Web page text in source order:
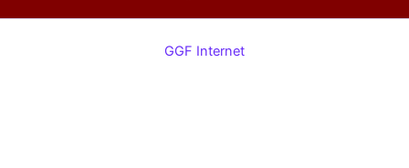
GGF Internet